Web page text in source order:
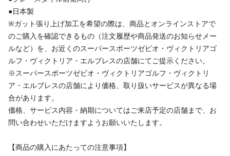
●日本製
※ガット張り上げ加工を希望の際は、商品とオンラインストアで
のご購入を確認できるもの（注文履歴や商品発送のお知らせメー
ルなど）を、お近くのスーパースポーツゼビオ・ヴィクトリアゴ
ルフ・ヴィクトリア・エルブレスの店舗にてご提示ください。
※スーパースポーツゼビオ・ヴィクトリアゴルフ・ヴィクトリ
ア・エルブレスの店舗により価格、取り扱いサービスが異なる場
合があります。
価格、サービス内容・納期についてはご来店予定の店舗まで、お
問い合わせいただけますようお願いいたします。
【商品の購入にあたっての注意事項】